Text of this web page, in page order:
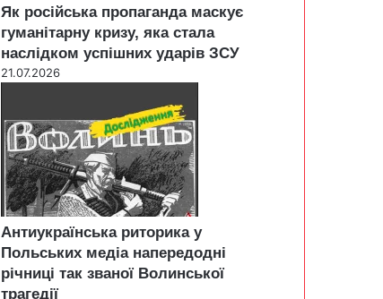
Як російська пропаганда маскує
гуманітарну кризу, яка стала
наслідком успішних ударів ЗСУ
21.07.2026
Антиукраїнська риторика у
Польських медіа напередодні
річниці так званої Волинської
трагедії